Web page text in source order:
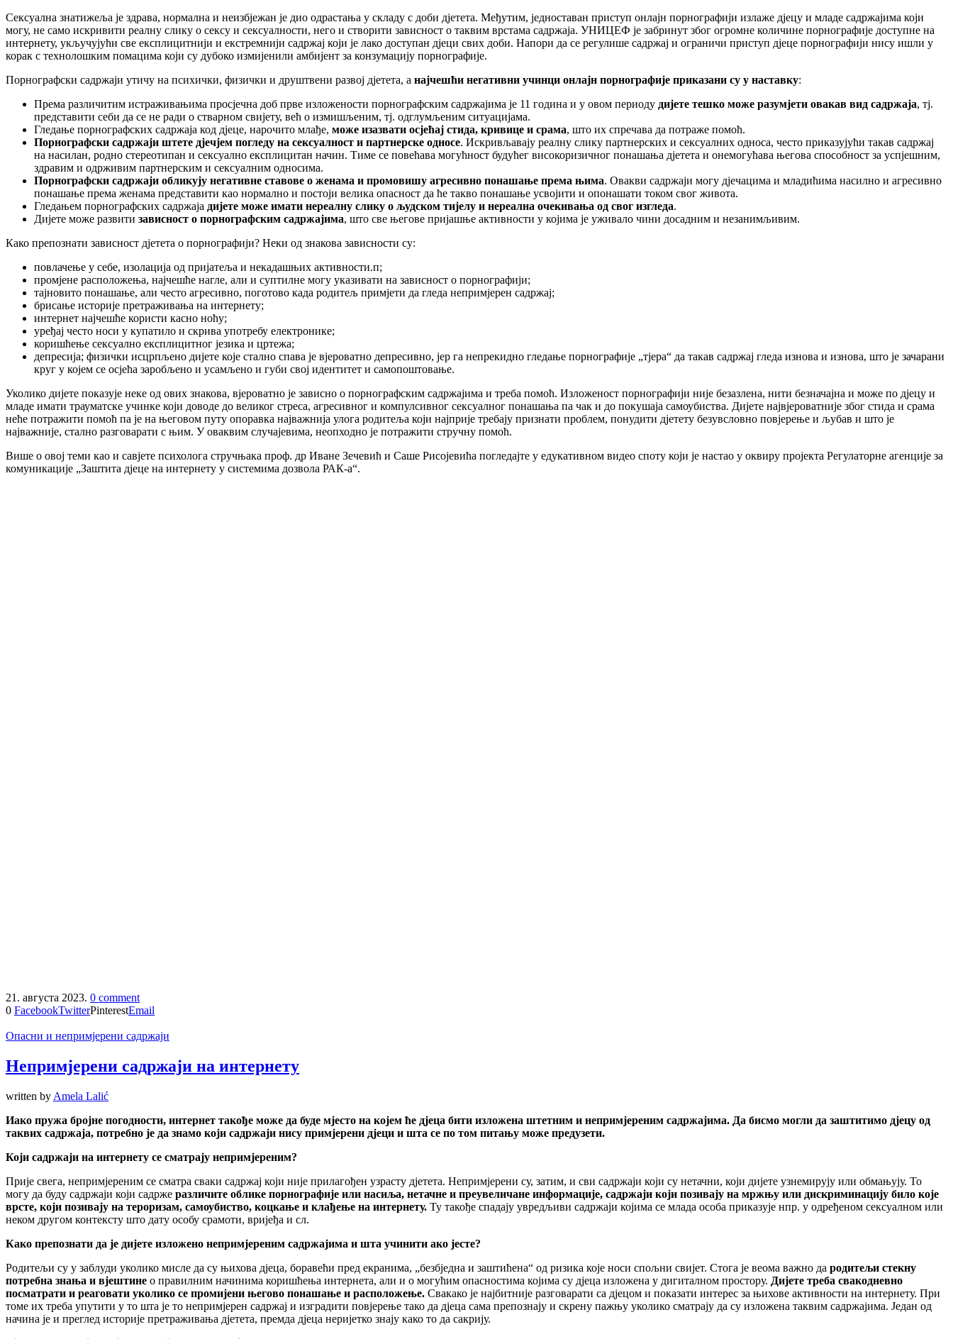
Сексуална знатижеља је здрава, нормална и неизбјежан је дио одрастања у складу с доби дјетета. Међутим, једноставан приступ онлајн порнографији излаже дјецу и младе садржајима који
могу, не само искривити реалну слику о сексу и сексуалности, него и створити зависност о таквим врстама садржаја. УНИЦЕФ је забринут због огромне количине порнографије доступне на
интернету, укључујући све експлицитнији и екстремнији садржај који је лако доступан дјеци свих доби. Напори да се регулише садржај и ограничи приступ дјеце порнографији нису ишли у
корак с технолошким помацима који су дубоко измијенили амбијент за конзумацију порнографије.
Порнографски садржаји утичу на психички, физички и друштвени развој дјетета, а најчешћи негативни учинци онлајн порнографије приказани су у наставку:
Према различитим истраживањима просјечна доб прве изложености порнографским садржајима је 11 година и у овом периоду дијете тешко може разумјети овакав вид садржаја, тј.
представити себи да се не ради о стварном свијету, већ о измишљеним, тј. одглумљеним ситуацијама.
Гледање порнографских садржаја код дјеце, нарочито млађе, може изазвати осјећај стида, кривице и срама, што их спречава да потраже помоћ.
Порнографски садржаји штете дјечјем погледу на сексуалност и партнерске односе. Искривљавају реалну слику партнерских и сексуалних односа, често приказујући такав садржај
на насилан, родно стереотипан и сексуално експлицитан начин. Тиме се повећава могућност будућег високоризичног понашања дјетета и онемогућава његова способност за успјешним,
здравим и одрживим партнерским и сексуалним односима.
Порнографски садржаји обликују негативне ставове о женама и промовишу агресивно понашање према њима. Овакви садржаји могу дјечацима и младићима насилно и агресивно
понашање према женама представити као нормално и постоји велика опасност да ће такво понашање усвојити и опонашати током свог живота.
Гледањем порнографских садржаја дијете може имати нереалну слику о људском тијелу и нереална очекивања од свог изгледа.
Дијете може развити зависност о порнографским садржајима, што све његове пријашње активности у којима је уживало чини досадним и незанимљивим.
Како препознати зависност дјетета о порнографији? Неки од знакова зависности су:
повлачење у себе, изолација од пријатеља и некадашњих активности.п;
промјене расположења, најчешће нагле, али и суптилне могу указивати на зависност о порнографији;
тајновито понашање, али често агресивно, поготово када родитељ примјети да гледа непримјерен садржај;
брисање историје претраживања на интернету;
интернет најчешће користи касно ноћу;
уређај често носи у купатило и скрива употребу електронике;
коришћење сексуално експлицитног језика и цртежа;
депресија; физички исцрпљено дијете које стално спава је вјероватно депресивно, јер га непрекидно гледање порнографије „тјера“ да такав садржај гледа изнова и изнова, што је зачарани
круг у којем се осјећа заробљено и усамљено и губи свој идентитет и самопоштовање.
Уколико дијете показује неке од ових знакова, вјероватно је зависно о порнографским садржајима и треба помоћ. Изложеност порнографији није безазлена, нити безначајна и може по дјецу и
младе имати трауматске учинке који доводе до великог стреса, агресивног и компулсивног сексуалног понашања па чак и до покушаја самоубиства. Дијете највјероватније због стида и срама
неће потражити помоћ па је на његовом путу опоравка најважнија улога родитеља који најприје требају признати проблем, понудити дјетету безувсловно повјерење и љубав и што је
најважније, стално разговарати с њим. У оваквим случајевима, неопходно је потражити стручну помоћ.
Више о овој теми као и савјете психолога стручњака проф. др Иване Зечевић и Саше Рисојевића погледајте у едукативном видео споту који је настао у оквиру пројекта Регулаторне агенције за
комуникације „Заштита дјеце на интернету у системима дозвола РАК-а“.
21. августа 2023. 0 comment
0 FacebookTwitterPinterestEmail
Опасни и непримјерени садржаји
Непримјерени садржаји на интернету
written by Amela Lalić
Иако пружа бројне погодности, интернет такође може да буде мјесто на којем ће дјеца бити изложена штетним и непримјереним садржајима. Да бисмо могли да заштитимо дјецу од
таквих садржаја, потребно је да знамо који садржаји нису примјерени дјеци и шта се по том питању може предузети.
Који садржаји на интернету се сматрају непримјереним?
Прије свега, непримјереним се сматра сваки садржај који није прилагођен узрасту дјетета. Непримјерени су, затим, и сви садржаји који су нетачни, који дијете узнемирују или обмањују. То
могу да буду садржаји који садрже различите облике порнографије или насиља, нетачне и преувеличане информације, садржаји који позивају на мржњу или дискриминацију било које
врсте, који позивају на тероризам, самоубиство, коцкање и клађење на интернету. Ту такође спадају увредљиви садржаји којима се млада особа приказује нпр. у одређеном сексуалном или
неком другом контексту што дату особу срамоти, вријеђа и сл.
Како препознати да је дијете изложено непримјереним садржајима и шта учинити ако јесте?
Родитељи су у заблуди уколико мисле да су њихова дјеца, боравећи пред екранима, „безбједна и заштићена“ од ризика које носи спољни свијет. Стога је веома важно да родитељи стекну
потребна знања и вјештине о правилним начинима коришћења интернета, али и о могућим опасностима којима су дјеца изложена у дигиталном простору. Дијете треба свакодневно
посматрати и реаговати уколико се промијени његово понашање и расположење. Свакако је најбитније разговарати са дјецом и показати интерес за њихове активности на интернету. При
томе их треба упутити у то шта је то непримјерен садржај и изградити повјерење тако да дјеца сама препознају и скрену пажњу уколико сматрају да су изложена таквим садржајима. Један од
начина је и преглед историје претраживања дјетета, премда дјеца неријетко знају како то да сакрију.